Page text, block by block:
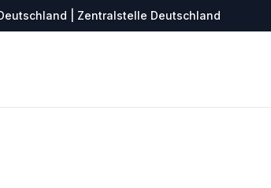
| Zentralstelle Deutschland